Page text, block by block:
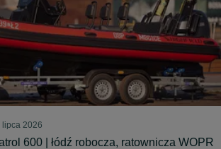
2026
600 | łódź robocza, ratownicza WOPR